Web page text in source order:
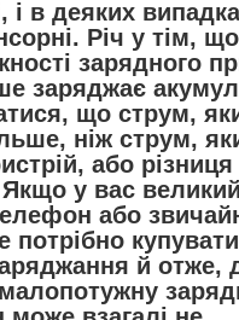
і в деяких
Річ у тім,
зарядного
заряджає
що струм,
ніж струм,
або
у вас великий
або
потрібно купувати
й отже,